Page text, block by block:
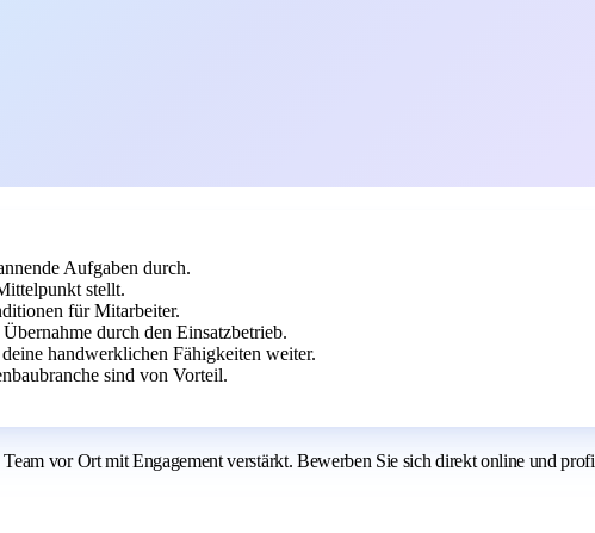
Aufgaben durch.
stellt.
für Mitarbeiter.
durch den Einsatzbetrieb.
handwerklichen Fähigkeiten weiter.
sind von Vorteil.
vor Ort mit Engagement verstärkt. Bewerben Sie sich direkt online und